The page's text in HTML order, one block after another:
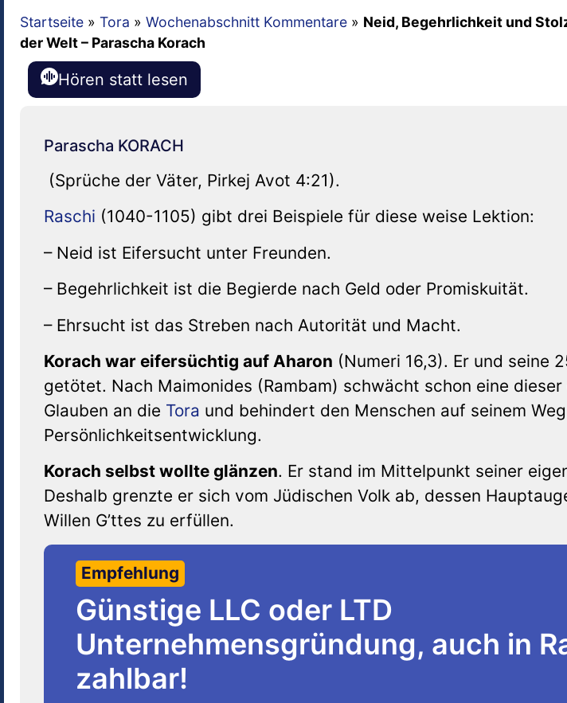
Startseite » Tora » Wochenabschnitt Kommentare » Neid, Begehrlichkeit und
der Welt – Parascha Korach
Hören statt lesen
Parascha KORACH
(Sprüche der Väter, Pirkej Avot 4:21).
Raschi (1040-1105) gibt drei Beispiele für diese weise Lektion:
– Neid ist Eifersucht unter Freunden.
– Begehrlichkeit ist die Begierde nach Geld oder Promiskuität.
– Ehrsucht ist das Streben nach Autorität und Macht.
Korach war eifersüchtig auf Aharon (Numeri 16,3). Er und seine
getötet. Nach Maimonides (Rambam) schwächt schon eine
Glauben an die Tora und behindert den Menschen auf seinem
Persönlichkeitsentwicklung.
Korach selbst wollte glänzen. Er stand im Mittelpunkt seiner
Deshalb grenzte er sich vom Jüdischen Volk ab, dessen
Willen G’ttes zu erfüllen.
Empfehlung
Günstige LLC oder LTD
Unternehmensgründung, auch in
zahlbar!